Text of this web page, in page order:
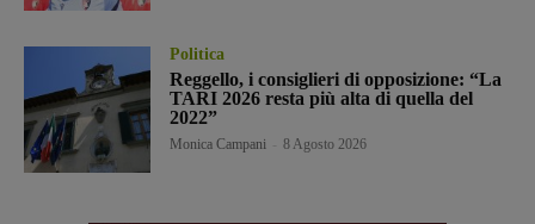
Politica
Reggello, i consiglieri di opposizione: “La
TARI 2026 resta più alta di quella del
2022”
Monica Campani 8 Agosto 2026